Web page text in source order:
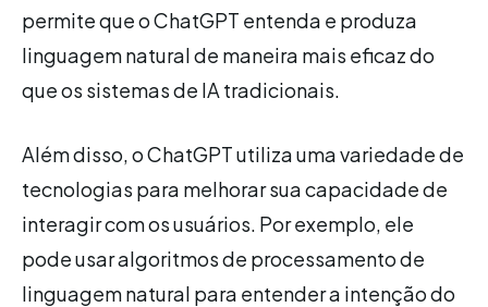
permite que o ChatGPT entenda e produza
linguagem natural de maneira mais eficaz do
que os sistemas de IA tradicionais.
Além disso, o ChatGPT utiliza uma variedade de
tecnologias para melhorar sua capacidade de
interagir com os usuários. Por exemplo, ele
pode usar algoritmos de processamento de
linguagem natural para entender a intenção do